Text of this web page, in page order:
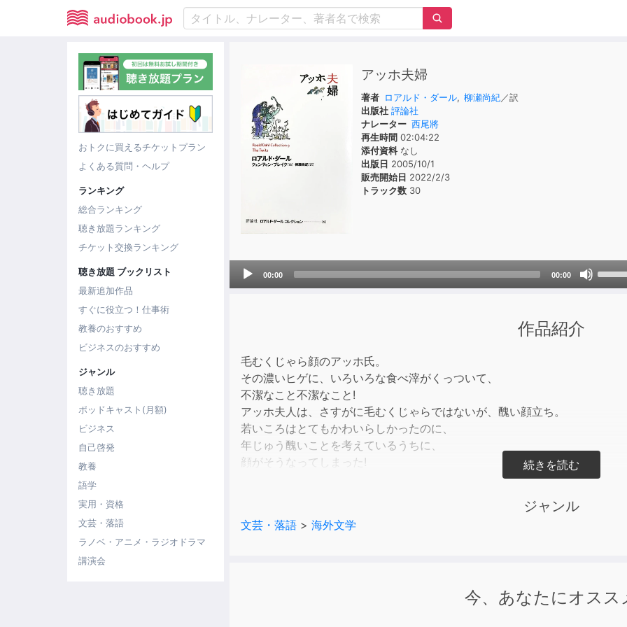
おトクに買えるチケットプラン
よくある質問・ヘルプ
ランキング
総合ランキング
聴き放題ランキング
チケット交換ランキング
聴き放題 ブックリスト
最新追加作品
すぐに役立つ！仕事術
教養のおすすめ
ビジネスのおすすめ
ジャンル
聴き放題
ポッドキャスト(月額)
ビジネス
自己啓発
教養
語学
実用・資格
文芸・落語
ラノベ・アニメ・ラジオドラマ
講演会
アッホ夫婦
著者 ロアルド・ダール, 柳瀬尚紀／訳
出版社 評論社
ナレーター 西尾將
再生時間 02:04:22
添付資料なし
出版日 2005/10/1
販売開始日 2022/2/3
トラック数 30
Audio
00:00 00:00
作品紹介
毛むくじゃら顔のアッホ氏。
その濃いヒゲに、いろいろな食べ滓がくっついて、
不潔なこと不潔なこと!
アッホ夫人は、さすがに毛むくじゃらではないが、醜い顔立ち。
若いころはとてもかわいらしかったのに、
年じゅう醜いことを考えているうちに、
顔がそうなってしまった!
さて、ちょっと、ぞっとする結末は…。
ジャンル
文芸・落語 > 海外文学
今、あなたにオスス